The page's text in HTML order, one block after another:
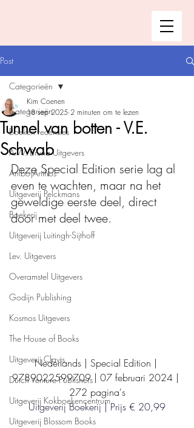
Post
Categorieën
Boeken recensies
A.W. Bruna Uitgevers
Ambo|Anthos
Uitgeverij Pelckmans
Boekerij
Uitgeverij Luitingh-Sijthoff
Lev. Uitgevers
Overamstel Uitgevers
Godijn Publishing
Kosmos Uitgevers
The House of Books
Uitgeverij Clavis
Dutch Venture Publishers
Uitgeverij Kokboekencentrum
Uitgeverij Blossom Books
Categorieën
Tunnel van botten - V.E.
Schwab
Kim Coenen
18 sep 2025 2 minuten om te lezen
Deze Special Edition serie lag al
even te wachten, maar na het
geweldige eerste deel, direct
door met deel twee.
Nederlands | Special Edition |
9789022599709 | 07 februari 2024 |
272 pagina's
Uitgeverij Boekerij | Prijs € 20,99